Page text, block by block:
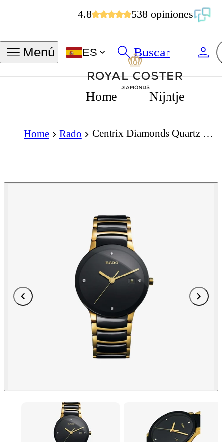
4.8 538 opiniones
Menú ES Buscar
Home Nijntje
Home Rado